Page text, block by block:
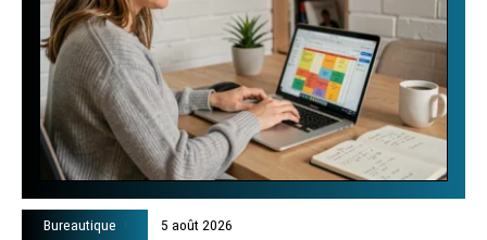
Bureautique 5 août 2026